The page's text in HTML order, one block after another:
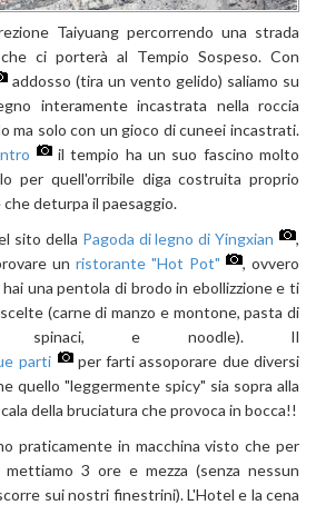
Taiyuang percorrendo una strada
ci porterà al Tempio Sospeso. Con
addosso (tira un vento gelido) saliamo su
interamente incastrata nella roccia
ma solo con un gioco di cuneei incastrati.
il tempio ha un suo fascino molto
per quell'orribile diga costruita proprio
deturpa il paesaggio.
sito della Pagoda di legno di Yingxian
,
un ristorante "Hot Pot"
, ovvero
una pentola di brodo in ebollizzione e ti
(carne di manzo e montone, pasta di
spinaci, e noodle). Il
parti
per farti assoporare due diversi
quello "leggermente spicy" sia sopra alla
della bruciatura che provoca in bocca!!
praticamente in macchina visto che per
mettiamo 3 ore e mezza (senza nessun
sui nostri finestrini). L'Hotel e la cena